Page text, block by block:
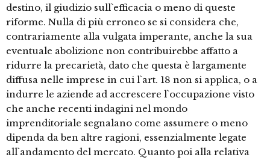
destino, il giudizio sull`efficacia o meno di queste
riforme. Nulla di più erroneo se si considera che,
contrariamente alla vulgata imperante, anche la sua
eventuale abolizione non contribuirebbe affatto a
ridurre la precarietà, dato che questa è largamente
diffusa nelle imprese in cui l`art. 18 non si applica, o a
indurre le aziende ad accrescere l`occupazione visto
che anche recenti indagini nel mondo
imprenditoriale segnalano come assumere o meno
dipenda da ben altre ragioni, essenzialmente legate
all`andamento del mercato. Quanto poi alla relativa